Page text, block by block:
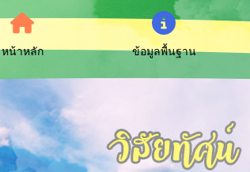
หน้าหลัก ข้อมูลพื้นฐาน